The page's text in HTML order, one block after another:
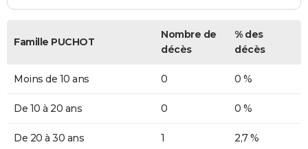
Famille PUCHOT
Nombre de
décès
% des
décès
Moins de 10 ans 0 0 %
De 10 à 20 ans 0 0 %
De 20 à 30 ans 1 2,7 %